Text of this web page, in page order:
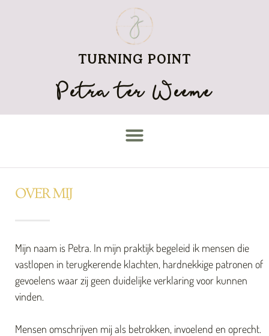
TURNING POINT
Petra ter Weeme
OVER MIJ
Mijn naam is Petra. In mijn praktijk begeleid ik mensen die
vastlopen in terugkerende klachten, hardnekkige patronen of
gevoelens waar zij geen duidelijke verklaring voor kunnen
vinden.
Mensen omschrijven mij als betrokken, invoelend en oprecht.